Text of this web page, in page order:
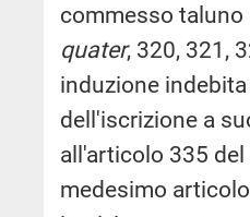
commesso
quater, 320, 321,
induzione
dell'iscrizione a
all'articolo 335
medesimo